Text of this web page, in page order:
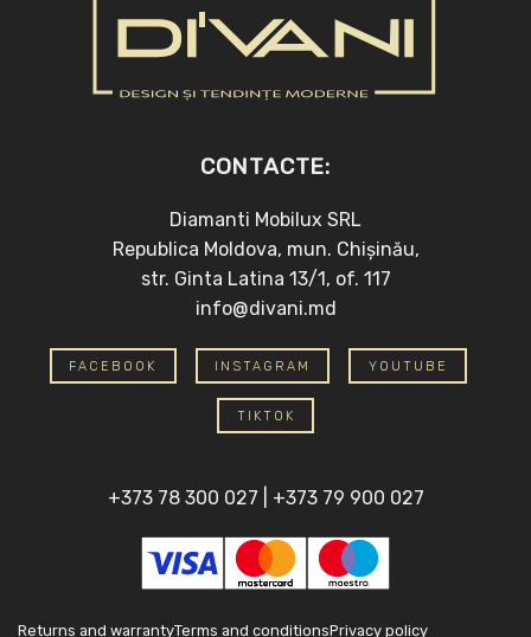
CONTACTE:
Diamanti Mobilux SRL
Republica Moldova, mun. Chișinău,
str. Ginta Latina 13/1, of. 117
info@divani.md
FACEBOOK INSTAGRAM YOUTUBE
TIKTOK
+373 78 300 027 +373 79 900 027
Returns and warrantyTerms and conditionsPrivacy policy